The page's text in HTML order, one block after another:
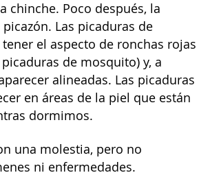
chinche. Poco después, la
Las picaduras de
el aspecto de ronchas rojas
de mosquito) y, a
alineadas. Las picaduras
en áreas de la piel que están
dormimos.
una molestia, pero no
ni enfermedades.